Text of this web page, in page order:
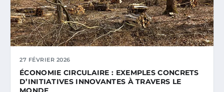
27 FÉVRIER 2026
ÉCONOMIE CIRCULAIRE : EXEMPLES CONCRETS
D’INITIATIVES INNOVANTES À TRAVERS LE